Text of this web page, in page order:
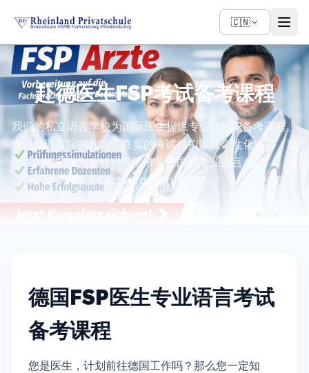
🇨🇳
赴德医生FSP考试备考课程
我们的私立语言学校为国际医生提供专业的FSP备考课程。
通过贴近实际的练习、真实的考试模拟以及个性化辅导，我
们帮助您有针对性地准备德国的专业语言考试
（Fachsprachprüfung）。
德国FSP医生专业语言考试
备考课程
您是医生，计划前往德国工作吗？那么您一定知